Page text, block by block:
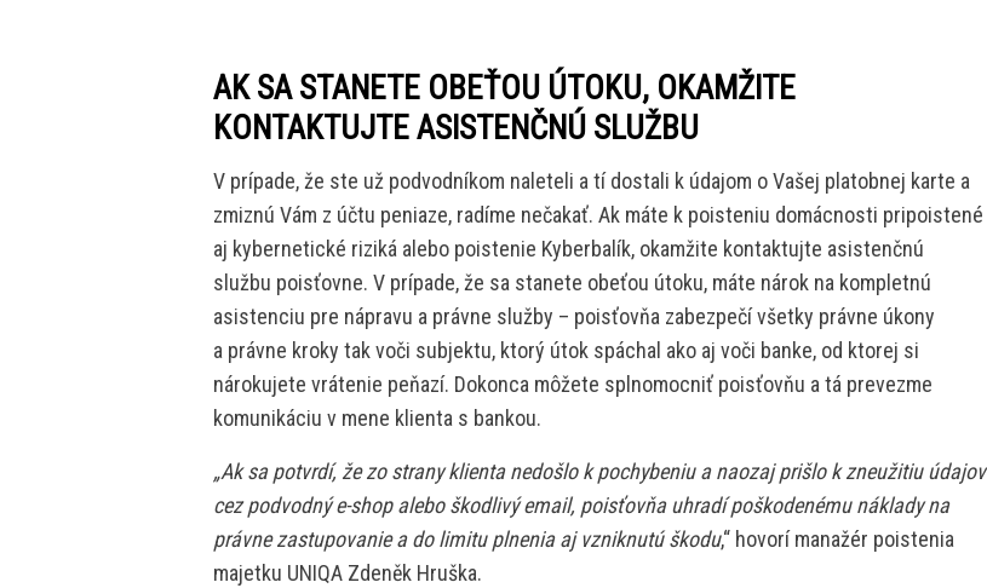
AK SA STANETE OBEŤOU ÚTOKU, OKAMŽITE
KONTAKTUJTE ASISTENČNÚ SLUŽBU
V prípade, že ste už podvodníkom naleteli a tí dostali k údajom o Vašej platobnej karte a
zmiznú Vám z účtu peniaze, radíme nečakať. Ak máte k poisteniu domácnosti pripoistené
aj kybernetické riziká alebo poistenie Kyberbalík, okamžite kontaktujte asistenčnú
službu poisťovne. V prípade, že sa stanete obeťou útoku, máte nárok na kompletnú
asistenciu pre nápravu a právne služby – poisťovňa zabezpečí všetky právne úkony
a právne kroky tak voči subjektu, ktorý útok spáchal ako aj voči banke, od ktorej si
nárokujete vrátenie peňazí. Dokonca môžete splnomocniť poisťovňu a tá prevezme
komunikáciu v mene klienta s bankou.
„Ak sa potvrdí, že zo strany klienta nedošlo k pochybeniu a naozaj prišlo k zneužitiu údajov
cez podvodný e-shop alebo škodlivý email, poisťovňa uhradí poškodenému náklady na
právne zastupovanie a do limitu plnenia aj vzniknutú škodu,“ hovorí manažér poistenia
majetku UNIQA Zdeněk Hruška.